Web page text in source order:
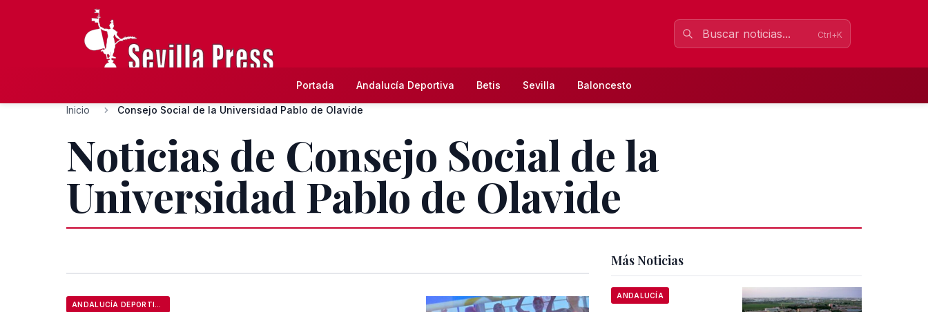
Ctrl+K
Portada Andalucía Deportiva Betis Sevilla Baloncesto
Inicio Consejo Social de la Universidad Pablo de Olavide
Noticias de Consejo Social de la
Universidad Pablo de Olavide
Más Noticias
ANDALUCÍA